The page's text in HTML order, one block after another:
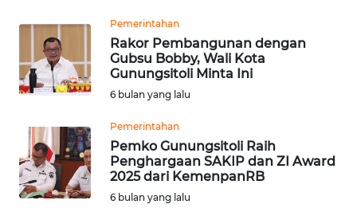
Pemerintahan
Rakor Pembangunan dengan
Gubsu Bobby, Wali Kota
Gunungsitoli Minta Ini
6 bulan yang lalu
Pemerintahan
Pemko Gunungsitoli Raih
Penghargaan SAKIP dan ZI Award
2025 dari KemenpanRB
6 bulan yang lalu
WN
MADURA
SURABAYA
WN
NATUNA